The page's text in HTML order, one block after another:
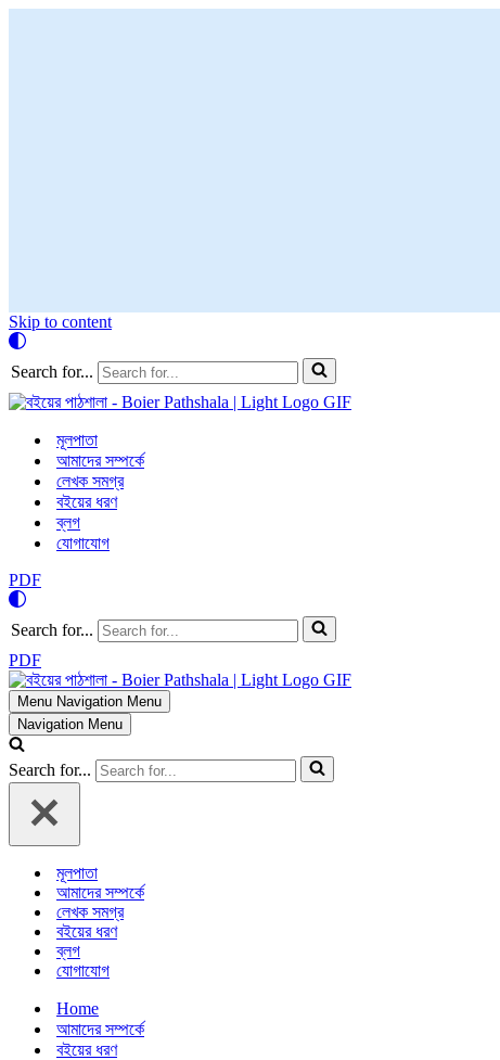
Skip to content
Search for...
মূলপাতা
আমাদের সম্পর্কে
লেখক সমগ্র
বইয়ের ধরণ
ব্লগ
যোগাযোগ
PDF
Search for...
PDF
Menu Navigation Menu
Navigation Menu
Search for...
মূলপাতা
আমাদের সম্পর্কে
লেখক সমগ্র
বইয়ের ধরণ
ব্লগ
যোগাযোগ
Home
আমাদের সম্পর্কে
বইয়ের ধরণ